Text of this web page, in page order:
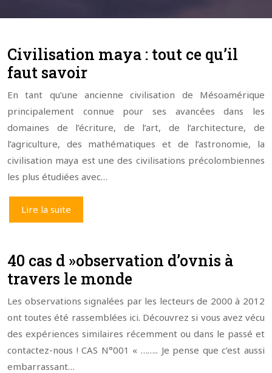
Civilisation maya : tout ce qu’il
faut savoir
En tant qu’une ancienne civilisation de Mésoamérique
principalement connue pour ses avancées dans les
domaines de l’écriture, de l’art, de l’architecture, de
l’agriculture, des mathématiques et de l’astronomie, la
civilisation maya est une des civilisations précolombiennes
les plus étudiées avec…
Lire la suite
40 cas d »observation d’ovnis à
travers le monde
Les observations signalées par les lecteurs de 2000 à 2012
ont toutes été rassemblées ici. Découvrez si vous avez vécu
des expériences similaires récemment ou dans le passé et
contactez-nous ! CAS N°001 « …….. Je pense que c’est aussi
embarrassant…